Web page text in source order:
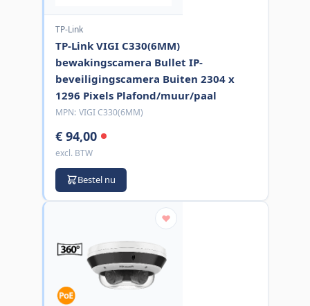
TP-Link
TP-Link VIGI C330(6MM)
bewakingscamera Bullet IP-
beveiligingscamera Buiten 2304 x
1296 Pixels Plafond/muur/paal
MPN: VIGI C330(6MM)
€ 94,00
excl. BTW
Bestel nu